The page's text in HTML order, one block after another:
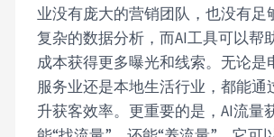
业没有庞大的营销团队，也没有足
复杂的数据分析，而AI工具可以帮
成本获得更多曝光和线索。无论是
服务业还是本地生活行业，都能通
升获客效率。更重要的是，AI流量